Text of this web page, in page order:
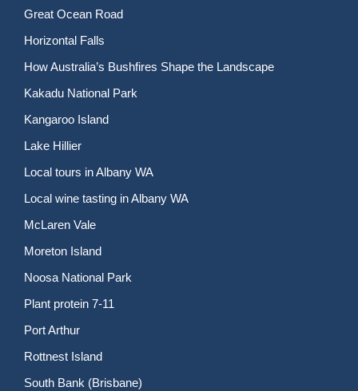
Great Ocean Road
Horizontal Falls
How Australia’s Bushfires Shape the Landscape
Kakadu National Park
Kangaroo Island
Lake Hillier
Local tours in Albany WA
Local wine tasting in Albany WA
McLaren Vale
Moreton Island
Noosa National Park
Plant protein 7-11
Port Arthur
Rottnest Island
South Bank (Brisbane)